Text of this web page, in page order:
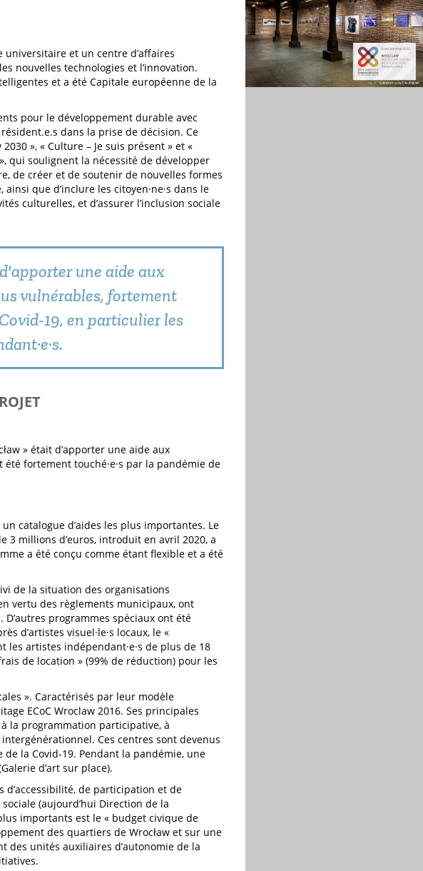
universitaire et un centre d’affaires
nouvelles technologies et l’innovation.
et a été Capitale européenne de la
pour le développement durable avec
dans la prise de décision. Ce
», « Culture – Je suis présent » et «
qui soulignent la nécessité de développer
de créer et de soutenir de nouvelles formes
que d’inclure les citoyen·ne·s dans le
culturelles, et d’assurer l’inclusion sociale
une aide aux
vulnérables, fortement
19, en particulier les
» était d’apporter une aide aux
fortement touché·e·s par la pandémie de
catalogue d’aides les plus importantes. Le
3 millions d’euros, introduit en avril 2020, a
a été conçu comme étant flexible et a été
de la situation des organisations
vertu des règlements municipaux, ont
programmes spéciaux ont été
d’artistes visuel·le·s locaux, le «
les artistes indépendant·e·s de plus de 18
de location » (99% de réduction) pour les
». Caractérisés par leur modèle
ECoC Wroclaw 2016. Ses principales
la programmation participative, à
Ces centres sont devenus
la Covid-19. Pendant la pandémie, une
d’art sur place).
d’accessibilité, de participation et de
(aujourd’hui Direction de la
importants est le « budget civique de
des quartiers de Wrocław et sur une
des unités auxiliaires d’autonomie de la